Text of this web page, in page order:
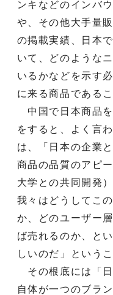
ンキなどのインバ
や、その他大手量
の掲載実績、日本
いて、どのような
いるかなどを示す
に来る商品である
中国で日本商品
をすると、よく言
は、「日本の企業
商品の品質のアピ
大学との共同開発
我々はどうしてこ
か、どのユーザー
ば売れるのか、と
しいのだ」というこ
その根底には「
自体が一つのブラ